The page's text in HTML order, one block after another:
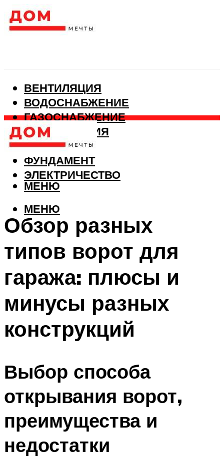
ВЕНТИЛЯЦИЯ
ВОДОСНАБЖЕНИЕ
ГАЗОСНАБЖЕНИЕ
КАНАЛИЗАЦИЯ
ОТОПЛЕНИЕ
ФУНДАМЕНТ
ЭЛЕКТРИЧЕСТВО
МЕНЮ
МЕНЮ
Обзор разных
типов ворот для
гаража: плюсы и
минусы разных
конструкций
Выбор способа
открывания ворот,
преимущества и
недостатки